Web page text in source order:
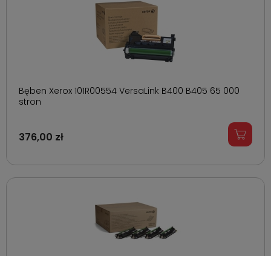
Bęben Xerox 101R00554 VersaLink B400 B405 65 000
stron
376,00 zł